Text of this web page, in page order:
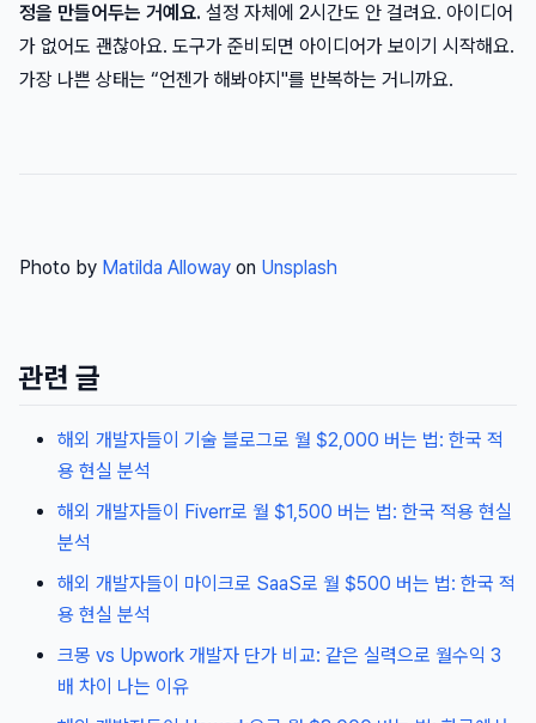
정을 만들어두는 거예요. 설정 자체에 2시간도 안 걸려요. 아이디어
가 없어도 괜찮아요. 도구가 준비되면 아이디어가 보이기 시작해요.
가장 나쁜 상태는 “언젠가 해봐야지"를 반복하는 거니까요.
Photo by Matilda Alloway on Unsplash
관련 글
해외 개발자들이 기술 블로그로 월 $2,000 버는 법: 한국 적
용 현실 분석
해외 개발자들이 Fiverr로 월 $1,500 버는 법: 한국 적용 현실
분석
해외 개발자들이 마이크로 SaaS로 월 $500 버는 법: 한국 적
용 현실 분석
크몽 vs Upwork 개발자 단가 비교: 같은 실력으로 월수익 3
배 차이 나는 이유